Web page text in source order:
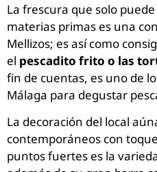
La frescura que solo
materias primas es una
Mellizos; es así como
el pescadito frito o las
fin de cuentas, es uno de
Málaga para degustar
La decoración del local
contemporáneos con
puntos fuertes es la